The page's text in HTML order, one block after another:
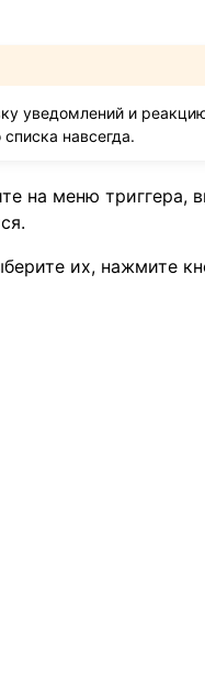
уведомлений и
навсегда.
на меню триггера,
их, нажмите